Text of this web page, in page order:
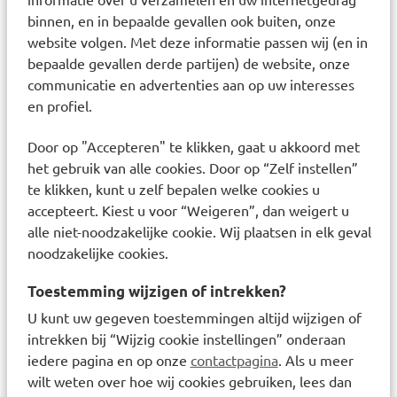
binnen, en in bepaalde gevallen ook buiten, onze
website volgen. Met deze informatie passen wij (en in
bepaalde gevallen derde partijen) de website, onze
communicatie en advertenties aan op uw interesses
en profiel.
Door op "Accepteren" te klikken, gaat u akkoord met
het gebruik van alle cookies. Door op “Zelf instellen”
te klikken, kunt u zelf bepalen welke cookies u
accepteert. Kiest u voor “Weigeren”, dan weigert u
alle niet-noodzakelijke cookie. Wij plaatsen in elk geval
noodzakelijke cookies.
Toestemming wijzigen of intrekken?
U kunt uw gegeven toestemmingen altijd wijzigen of
intrekken bij “Wijzig cookie instellingen” onderaan
iedere pagina en op onze contactpagina. Als u meer
wilt weten over hoe wij cookies gebruiken, lees dan
Bronchostop Direct Junior Hoestdrank is geschikt voor
kinderen vanaf 1 jaar. De aanbevolen dagelijkse dosering
verschilt per leeftijd:
- Kinderen vanaf 1 jaar: 5 ml tot maximaal 3 keer per dag
dag
- Kinderen van 4 tot 6 jaar: 7,5 ml tot maximaal 4 keer per
dag
- Kinderen van 6 tot 12 jaar: 15 ml tot maximaal 4 keer per
dag
Bronchostop hoestpastilles
Bronchostop Hoestpastilleszijn geschikt voor volwassenen
en kinderen vanaf 6 jaar, is alcoholvrij en bevat geen
ingrediënten waarvan bekend is dat ze slaperig maken.
Bronchostop Hoestpastilles bevat tijm- en heemswortel
extract. De hoestpastilles zijn geschikt bij vastzittende